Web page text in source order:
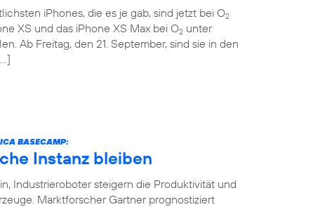
iPhones, die es je gab, sind jetzt bei O2
XS und das iPhone XS Max bei O2 unter
Ab Freitag, den 21. September, sind sie in den
BASECAMP:
Instanz bleiben
Industrieroboter steigern die Produktivität und
Marktforscher Gartner prognostiziert